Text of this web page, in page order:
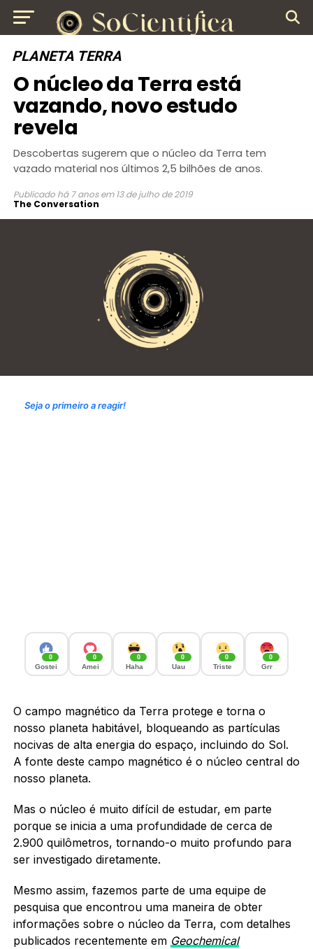
PLANETA TERRA
O núcleo da Terra está
vazando, novo estudo
revela
Descobertas sugerem que o núcleo da Terra tem
vazado material nos últimos 2,5 bilhões de anos.
Publicado há 7 anos em 13 de julho de 2019
The Conversation
Seja o primeiro a reagir!
0
Gostei
0
Amei
0
Haha
0
Uau
0
Triste
0
Grr
O campo magnético da Terra protege e torna o
nosso planeta habitável, bloqueando as partículas
nocivas de alta energia do espaço, incluindo do Sol.
A fonte deste campo magnético é o núcleo central do
nosso planeta.
Mas o núcleo é muito difícil de estudar, em parte
porque se inicia a uma profundidade de cerca de
2.900 quilômetros, tornando-o muito profundo para
ser investigado diretamente.
Mesmo assim, fazemos parte de uma equipe de
pesquisa que encontrou uma maneira de obter
informações sobre o núcleo da Terra, com detalhes
publicados recentemente em Geochemical